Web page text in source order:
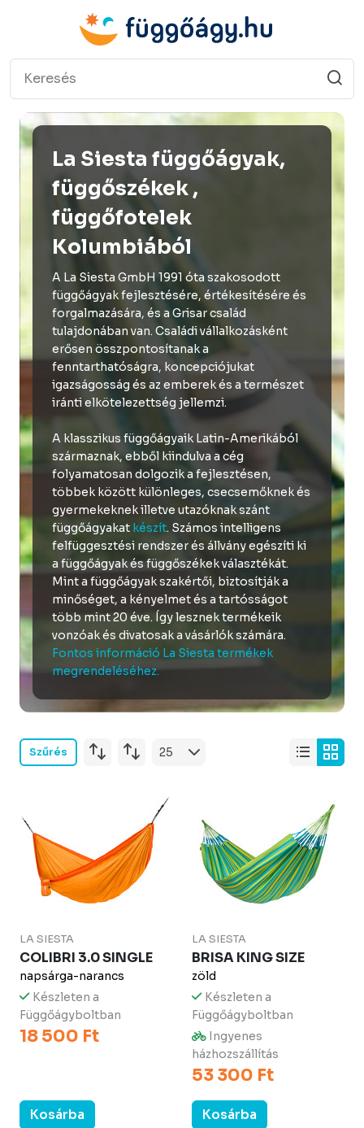
La Siesta függőágyak,
függőszékek ,
függőfotelek
Kolumbiából
A La Siesta GmbH 1991 óta szakosodott
függőágyak fejlesztésére, értékesítésére és
forgalmazására, és a Grisar család
tulajdonában van. Családi vállalkozásként
erősen összpontosítanak a
fenntarthatóságra, koncepciójukat
igazságosság és az emberek és a természet
iránti elkötelezettség jellemzi.
A klasszikus függőágyaik Latin-Amerikából
származnak, ebből kiindulva a cég
folyamatosan dolgozik a fejlesztésen,
többek között különleges, csecsemőknek és
gyermekeknek illetve utazóknak szánt
függőágyakat készít. Számos intelligens
felfüggesztési rendszer és állvány egészíti ki
a függőágyak és függőszékek választékát.
Mint a függőágyak szakértői, biztosítják a
minőséget, a kényelmet és a tartósságot
több mint 20 éve. Így lesznek termékeik
vonzóak és divatosak a vásárlók számára.
Fontos információ La Siesta termékek
megrendeléséhez.
Szűrés
LA SIESTA
COLIBRI 3.0 SINGLE
napsárga-narancs
Készleten a
Függőágyboltban
18 500 Ft
Kosárba
LA SIESTA
BRISA KING SIZE
zöld
Készleten a
Függőágyboltban
Ingyenes
házhozszállítás
53 300 Ft
Kosárba